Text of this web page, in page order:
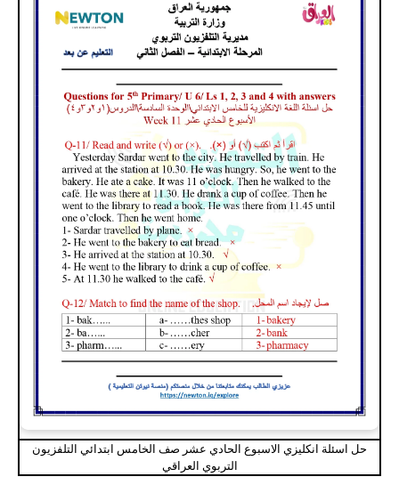
حل اسئلة انكليزي الاسبوع الحادي عشر صف الخامس ابتدائي التلفزيون
التربوي العراقي